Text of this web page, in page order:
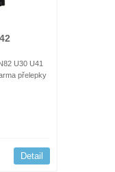
U30 U41
přelepky
Detail